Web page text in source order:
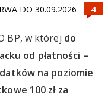
DO 30.09.2026
BP, w której do
od płatności –
na poziomie
100 zł za